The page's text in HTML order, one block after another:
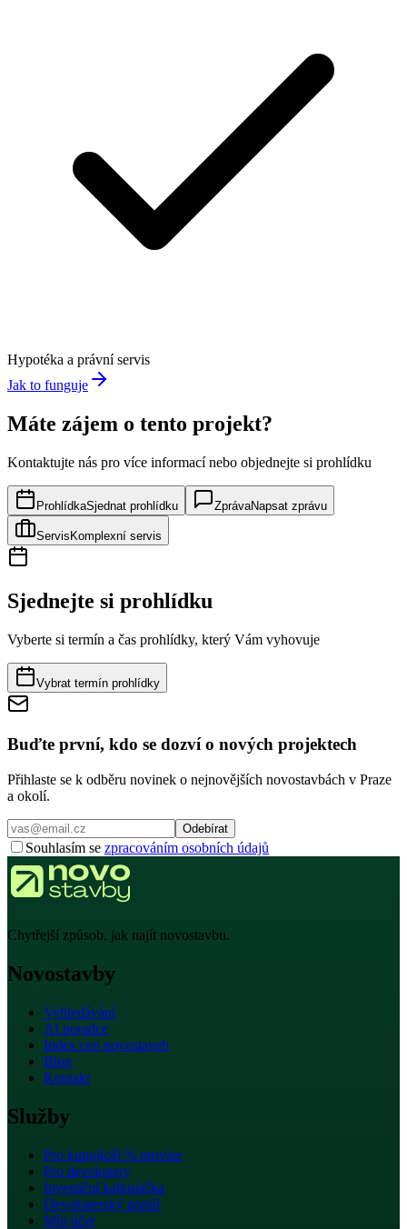
Hypotéka a právní servis
Jak to funguje
Máte zájem o tento projekt?
Kontaktujte nás pro více informací nebo objednejte si prohlídku
ProhlídkaSjednat prohlídku ZprávaNapsat zprávu
Servis Komplexní servis
Sjednejte si prohlídku
Vyberte si termín a čas prohlídky, který Vám vyhovuje
Vybrat termín prohlídky
Buďte první, kdo se dozví o nových projektech
Přihlaste se k odběru novinek o nejnovějších novostavbách v Praze
a okolí.
Odebírat
Souhlasím se zpracováním osobních údajů
Chytřejší způsob, jak najít novostavbu.
Novostavby
Vyhledávání
AI poradce
Index cen novostaveb
Blog
Kontakt
Služby
Pro kupující0 % provize
Pro developery
Investiční kalkulačka
Developerský portál
Můj účet